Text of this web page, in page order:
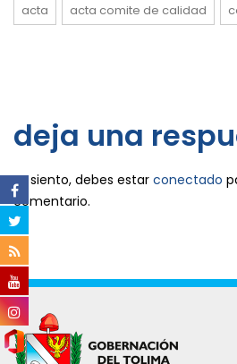
acta acta comite de calidad
deja una
Lo siento, debes estar conectado
comentario.